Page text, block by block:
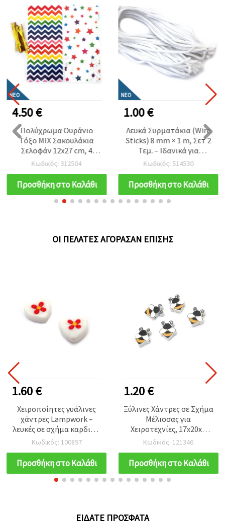
ΝΈΟ
4.50 €
Πολύχρωμα Ουράνιο
Τόξο MIX Σακουλάκια
Σελοφάν 12x27 cm, 4
Διασκεδαστικά Σχέδια με
Δεματικό – Σετ 50 τεμ.
Κωδικός: 312504
Προσθήκη στο Καλάθι
ΝΈΟ
1.00 €
Λευκά Συρματάκια (Wire
Sticks) 8 mm × 1 m, Σετ 2
Τεμ. – Ιδανικά για
Ανθοδετική, Χειροτεχνίες
& Διακοσμητικές
Κατασκευές EM ART
Κωδικός: 514530
Προσθήκη στο Καλάθι
ΟΙ ΠΕΛΆΤΕΣ ΑΓΌΡΑΣΑΝ ΕΠΊΣΗΣ
1.60 €
Χειροποίητες γυάλινες
χάντρες Lampwork –
λευκές σε σχήμα καρδιάς,
ζωγραφισμένες στο χέρι,
16x14x7 mm, οπή 2 mm –
Σετ 2 τμχ.
Κωδικός: 100897
Προσθήκη στο Καλάθι
1.20 €
Ξύλινες Χάντρες σε Σχήμα
Μέλισσας για
Χειροτεχνίες, 17x20x5
mm, Οπή: 2 mm, Φυσικό
Χρώμα Ξύλου - 10 τεμ.
Κωδικός: 121346
Προσθήκη στο Καλάθι
ΕΊΔΑΤΕ ΠΡΌΣΦΑΤΑ